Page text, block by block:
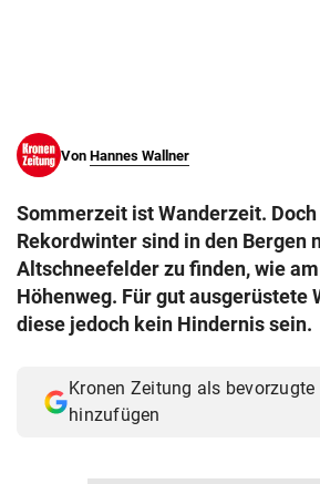
Von Hannes Wallner
Sommerzeit ist Wanderzeit. Doch
Rekordwinter sind in den Bergen
Altschneefelder zu finden, wie
Höhenweg. Für gut ausgerüstete
diese jedoch kein Hindernis sein.
Kronen Zeitung als bevorzugte
hinzufügen